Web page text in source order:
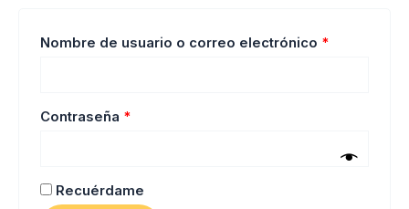
Nombre de usuario o correo electrónico *
Contraseña *
Recuérdame